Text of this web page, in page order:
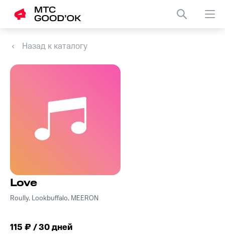
Назад к каталогу
Love
Roully, Lookbuffalo, MEERON
115 ₽ / 30 дней